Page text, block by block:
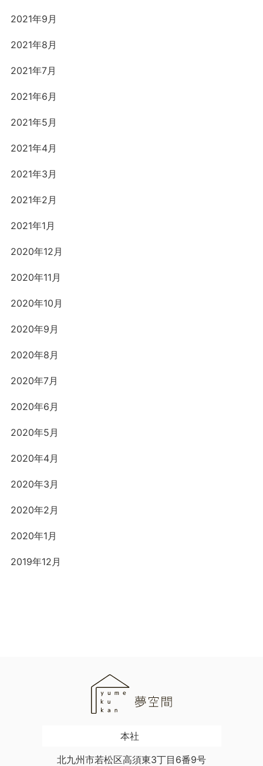
2021年9月
2021年8月
2021年7月
2021年6月
2021年5月
2021年4月
2021年3月
2021年2月
2021年1月
2020年12月
2020年11月
2020年10月
2020年9月
2020年8月
2020年7月
2020年6月
2020年5月
2020年4月
2020年3月
2020年2月
2020年1月
2019年12月
本社
北九州市若松区高須東3丁目6番9号